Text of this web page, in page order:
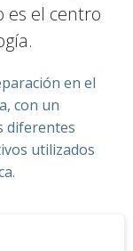
es el centro
en el
con un
diferentes
utilizados